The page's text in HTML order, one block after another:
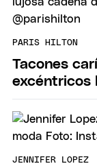
PARIS HILTON
Tacones
excéntricos
JENNIFER LOPEZ